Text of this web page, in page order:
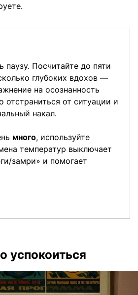
паузу. Посчитайте до пяти
глубоких вдохов —
на осознанность
отстраниться от ситуации и
накал.
много, используйте
температур выключает
замри» и помогает
успокоиться